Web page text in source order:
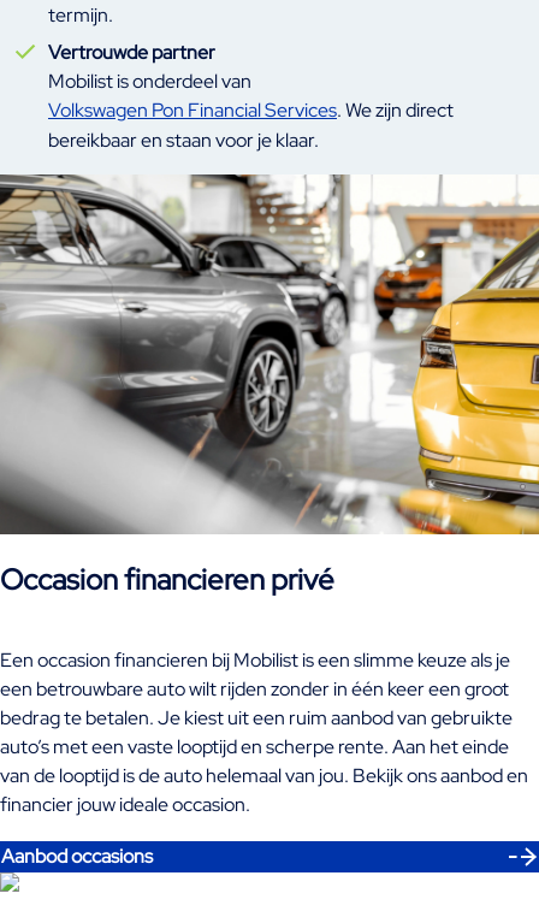
termijn.
Vertrouwde partner
Mobilist is onderdeel van
Volkswagen Pon Financial Services. We zijn direct
bereikbaar en staan voor je klaar.
Occasion financieren privé
Een occasion financieren bij Mobilist is een slimme keuze als je
een betrouwbare auto wilt rijden zonder in één keer een groot
bedrag te betalen. Je kiest uit een ruim aanbod van gebruikte
auto’s met een vaste looptijd en scherpe rente. Aan het einde
van de looptijd is de auto helemaal van jou. Bekijk ons aanbod en
financier jouw ideale occasion.
Aanbod occasions